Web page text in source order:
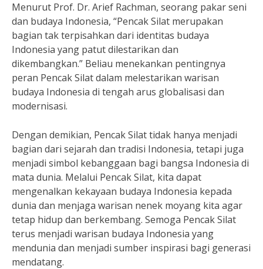
Menurut Prof. Dr. Arief Rachman, seorang pakar seni
dan budaya Indonesia, “Pencak Silat merupakan
bagian tak terpisahkan dari identitas budaya
Indonesia yang patut dilestarikan dan
dikembangkan.” Beliau menekankan pentingnya
peran Pencak Silat dalam melestarikan warisan
budaya Indonesia di tengah arus globalisasi dan
modernisasi.
Dengan demikian, Pencak Silat tidak hanya menjadi
bagian dari sejarah dan tradisi Indonesia, tetapi juga
menjadi simbol kebanggaan bagi bangsa Indonesia di
mata dunia. Melalui Pencak Silat, kita dapat
mengenalkan kekayaan budaya Indonesia kepada
dunia dan menjaga warisan nenek moyang kita agar
tetap hidup dan berkembang. Semoga Pencak Silat
terus menjadi warisan budaya Indonesia yang
mendunia dan menjadi sumber inspirasi bagi generasi
mendatang.